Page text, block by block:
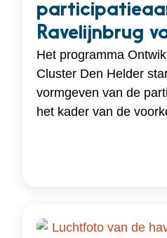
Ravelijnbrug
Het programma
Cluster Den Helder
vormgeven van de
het kader van de